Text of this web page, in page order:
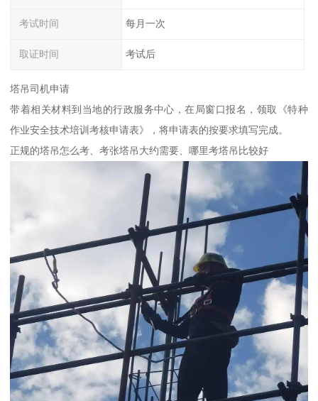
考试时间 每月一次
取证时间 考试后
塔吊司机申请
带着相关材料到当地的行政服务中心，在局窗口报名，领取《特种
作业安全技术培训考核申请表》，将申请表的按要求填写完成。
正规的塔吊怎么考、考张塔吊大约需要、哪里考塔吊比较好